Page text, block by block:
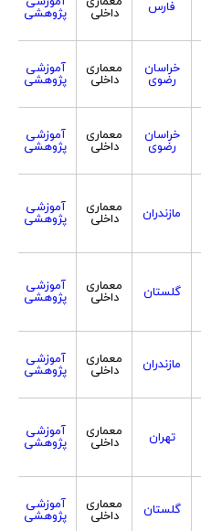
فارس داخلی پژوهشی
خراسان
رضوی
معماری
داخلی
آموزشی
پژوهشی
خراسان
رضوی
معماری
داخلی
آموزشی
پژوهشی
مازندران معماری
داخلی
آموزشی
پژوهشی
گلستان معماری
داخلی
آموزشی
پژوهشی
مازندران معماری
داخلی
آموزشی
پژوهشی
تهران معماری
داخلی
آموزشی
پژوهشی
گلستان معماری
داخلی
آموزشی
پژوهشی